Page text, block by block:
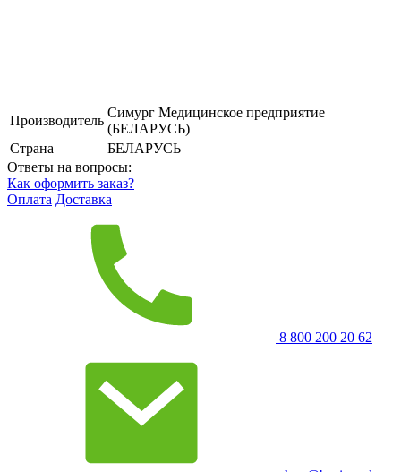
Производитель
Симург Медицинское предприятие
(БЕЛАРУСЬ)
Страна
БЕЛАРУСЬ
Ответы на вопросы:
Как оформить заказ?
Оплата Доставка
8 800 200 20 62